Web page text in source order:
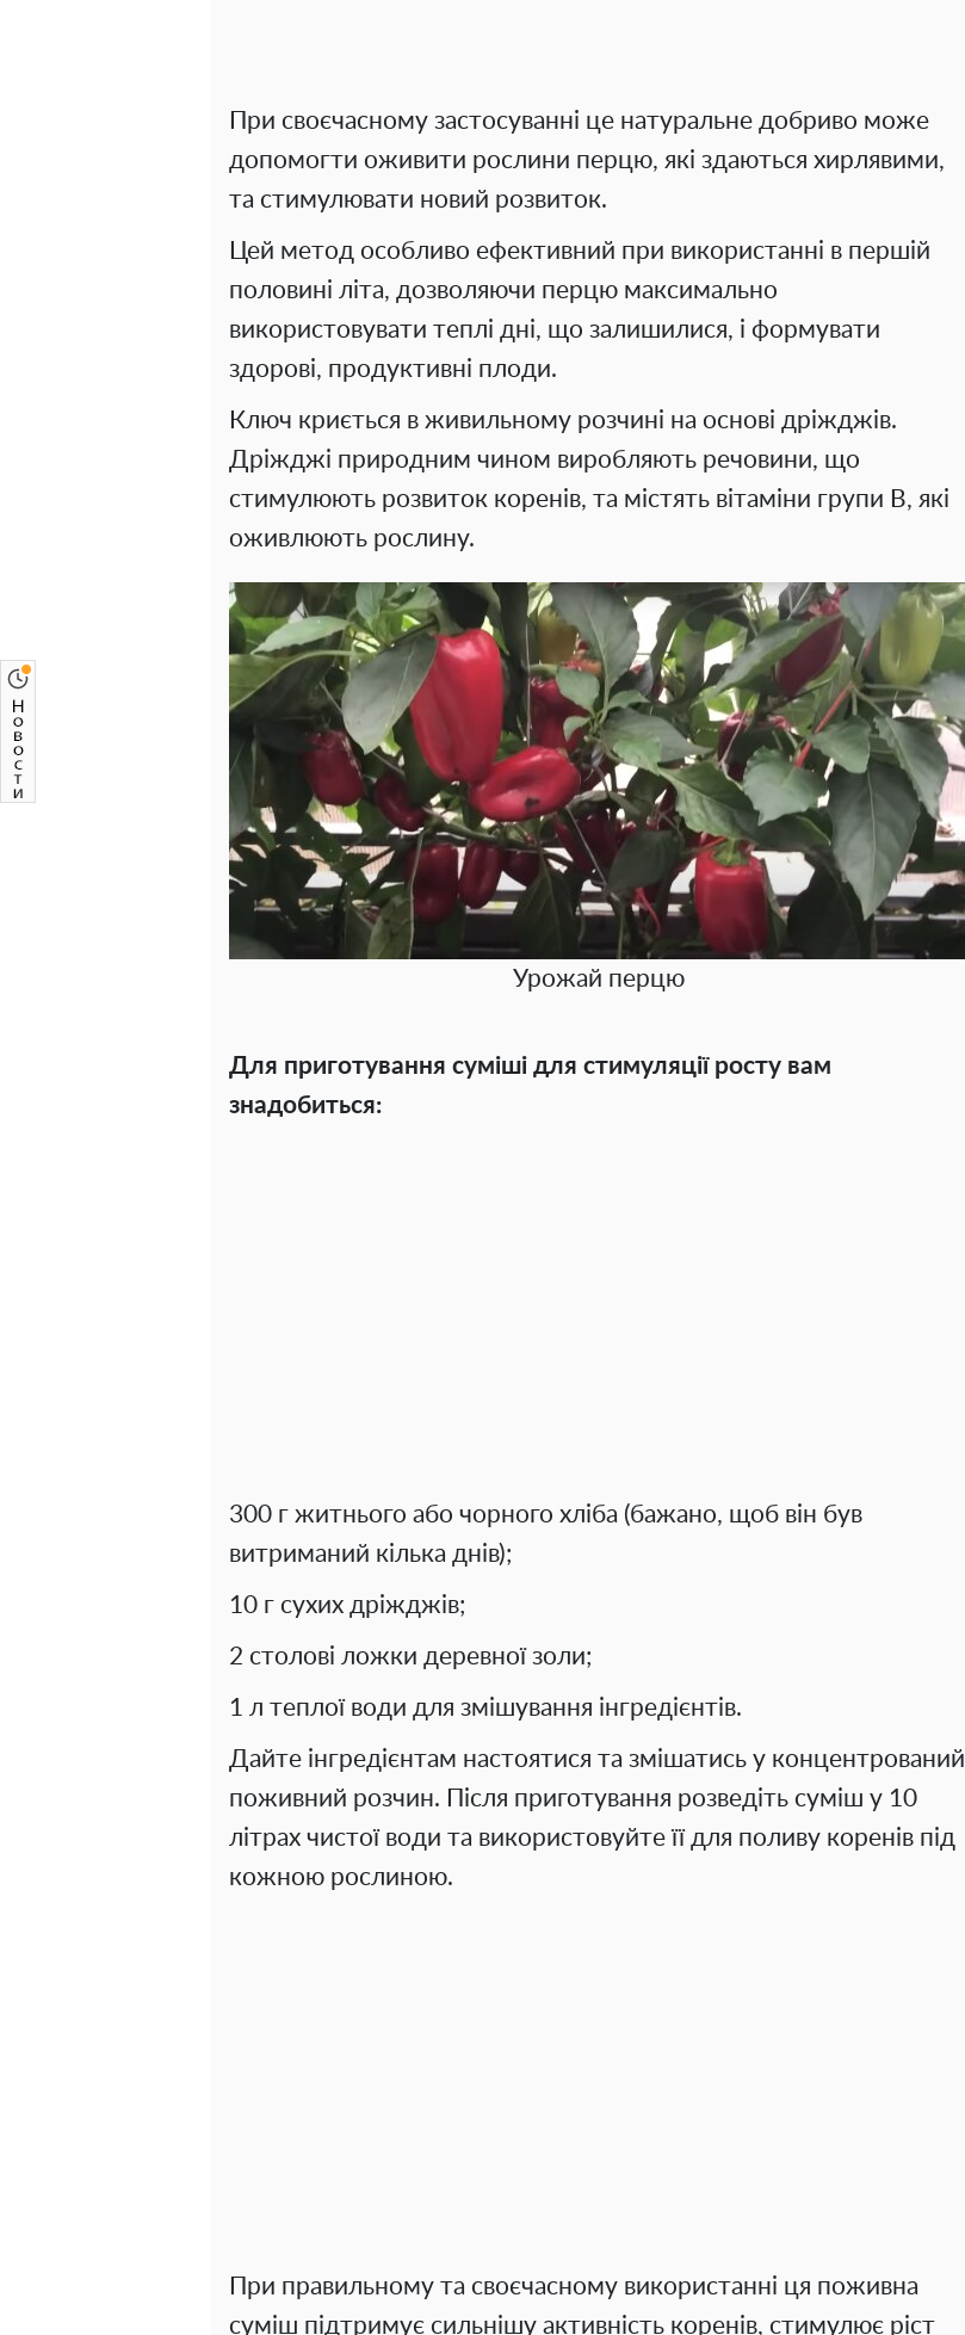
При своєчасному застосуванні це натуральне добриво може
допомогти оживити рослини перцю, які здаються хирлявими,
та стимулювати новий розвиток.
Цей метод особливо ефективний при використанні в першій
половині літа, дозволяючи перцю максимально
використовувати теплі дні, що залишилися, і формувати
здорові, продуктивні плоди.
Ключ криється в живильному розчині на основі дріжджів.
Дріжджі природним чином виробляють речовини, що
стимулюють розвиток коренів, та містять вітаміни групи В, які
оживлюють рослину.
Урожай перцю
Для приготування суміші для стимуляції росту вам
знадобиться:
300 г житнього або чорного хліба (бажано, щоб він був
витриманий кілька днів);
10 г сухих дріжджів;
2 столові ложки деревної золи;
1 л теплої води для змішування інгредієнтів.
Дайте інгредієнтам настоятися та змішатись у концентрований
поживний розчин. Після приготування розведіть суміш у 10
літрах чистої води та використовуйте її для поливу коренів під
кожною рослиною.
При правильному та своєчасному використанні ця поживна
суміш підтримує сильнішу активність коренів, стимулює ріст